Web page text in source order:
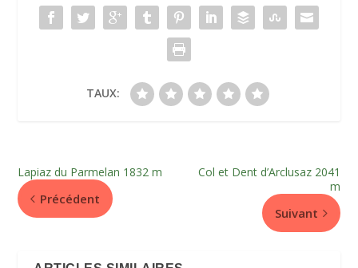
TAUX:
Lapiaz du Parmelan 1832 m
Précédent
Col et Dent d’Arclusaz 2041
m
Suivant